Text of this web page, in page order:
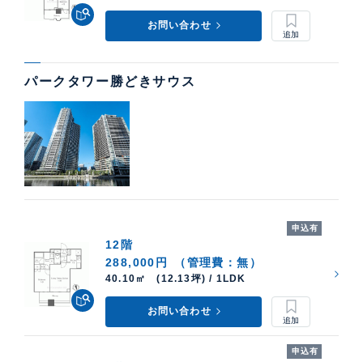
ています。高級不動産の取扱いに特化した当社 銀座湾
岸支店 が担当させていただきます。売却価格 や 貸し出
貸したい方・売りたい方はこちら
お問い合わせ
パークタワー勝どきサウス
申込有
12階
288,000円
（管理費：無）
40.10㎡ (12.13坪) / 1LDK
お問い合わせ
申込有